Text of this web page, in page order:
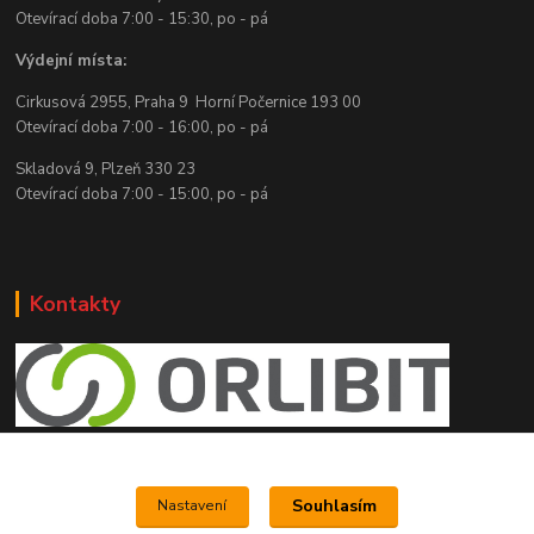
Otevírací doba 7:00 - 15:30, po - pá
Výdejní místa:
Cirkusová 2955, Praha 9 Horní Počernice 193 00
Otevírací doba 7:00 - 16:00, po - pá
Skladová 9, Plzeň 330 23
Otevírací doba 7:00 - 15:00, po - pá
Kontakty
www.orlibit.czNastavení Souhlasím